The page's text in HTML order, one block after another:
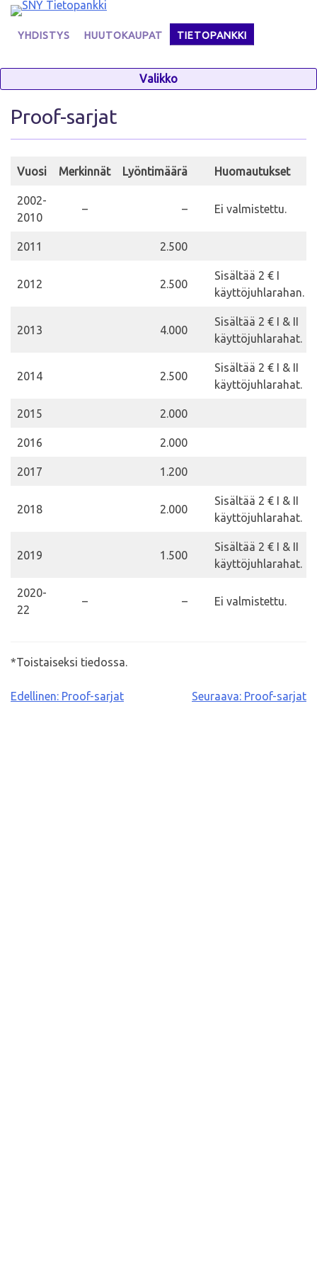
Skip
contentYHDISTYS HUUTOKAUPAT TIETOPANKKI
Valikko
Proof-sarjat
Vuosi Merkinnät Lyöntimäärä Huomautukset
2002-
2010
– – Ei valmistettu.
2011 2.500
2012 2.500
Sisältää 2 € I
käyttöjuhlarahan.
2013 4.000
Sisältää 2 € I & II
käyttöjuhlarahat.
2014 2.500
Sisältää 2 € I & II
käyttöjuhlarahat.
2015 2.000
2016 2.000
2017 1.200
2018 2.000
Sisältää 2 € I & II
käyttöjuhlarahat.
2019 1.500
Sisältää 2 € I & II
käyttöjuhlarahat.
2020-
22
– – Ei valmistettu.
*Toistaiseksi tiedossa.
Artikkelien
Edellinen: Proof-sarjat Seuraava: Proof-sarjat